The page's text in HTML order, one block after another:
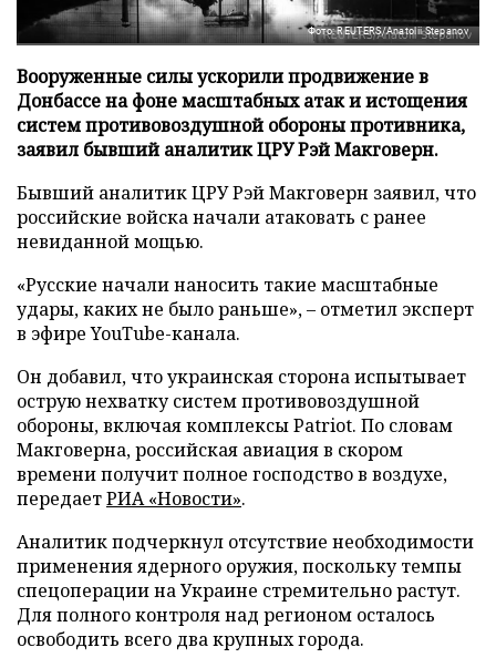
Фото: REUTERS/Anatolii Stepanov
Вооруженные силы ускорили продвижение в
Донбассе на фоне масштабных атак и истощения
систем противовоздушной обороны противника,
заявил бывший аналитик ЦРУ Рэй Макговерн.
Бывший аналитик ЦРУ Рэй Макговерн заявил, что
российские войска начали атаковать с ранее
невиданной мощью.
«Русские начали наносить такие масштабные
удары, каких не было раньше», – отметил эксперт
в эфире YouTube-канала.
Он добавил, что украинская сторона испытывает
острую нехватку систем противовоздушной
обороны, включая комплексы Patriot. По словам
Макговерна, российская авиация в скором
времени получит полное господство в воздухе,
передаетРИА «Новости».
Аналитик подчеркнул отсутствие необходимости
применения ядерного оружия, поскольку темпы
спецоперации на Украине стремительно растут.
Для полного контроля над регионом осталось
освободить всего два крупных города.